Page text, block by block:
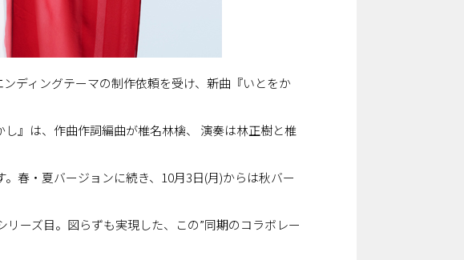
ディングテーマの制作依頼を受け、新曲『いとをか
』は、作曲作詞編曲が椎名林檎、 演奏は林正樹と椎
春・夏バージョンに続き、10月3日(月)からは秋バー
ーズ目。図らずも実現した、この”同期のコラボレー